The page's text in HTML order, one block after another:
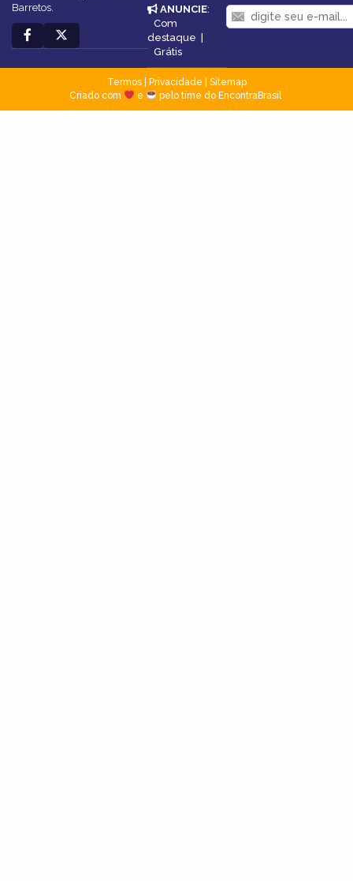
Barretos.
ANUNCIE:
Com
destaque |
Grátis
Termos| Privacidade
Sitemap
Criado com
e pelo time do EncontraBrasil